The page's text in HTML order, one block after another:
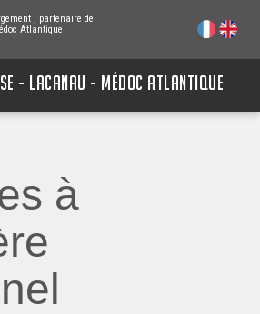
, partenaire de
Atlantique
- LACANAU - MÉDOC ATLANTIQUE
à